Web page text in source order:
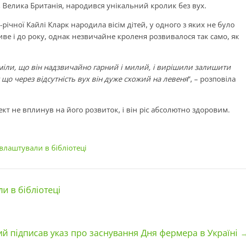
Велика Британія, народився унікальний кролик без вух.
Кайлі Кларк народила вісім дітей, у одного з яких не було
і до року, однак незвичайне кроленя розвивалося так само, як
що він надзвичайно гарний і милий, і вирішили залишити
через відсутність вух він дуже схожий на левеня“, – розповіла
не вплинув на його розвиток, і він ріс абсолютно здоровим.
в бібліотеці
в бібліотеці
підписав указ про заснування Дня фермера в Україні